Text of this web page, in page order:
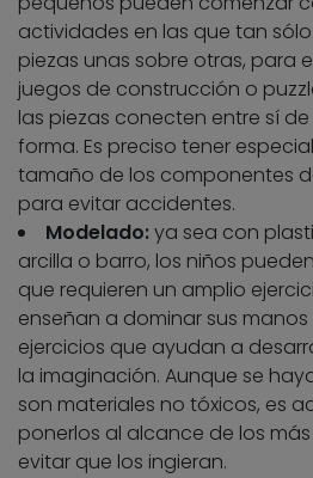
actividades en las que tan
piezas unas sobre otras, para
juegos de construcción o
las piezas conecten entre sí
forma. Es preciso tener
tamaño de los componentes
para evitar accidentes.
Modelado:ya sea con
arcilla o barro, los niños
que requieren un amplio
enseñan a dominar sus
ejercicios que ayudan a
la imaginación. Aunque se
son materiales no tóxicos, es
ponerlos al alcance de los
evitar que los ingieran.